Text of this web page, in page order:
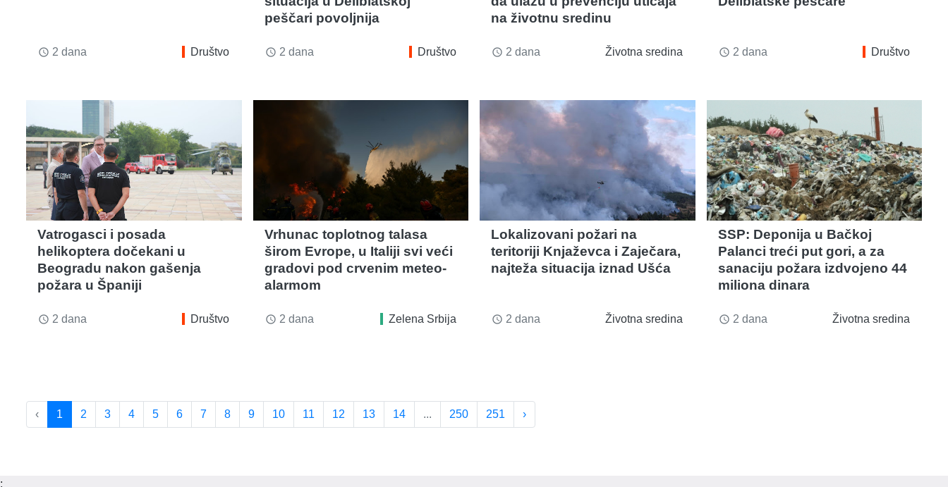
access_time 2 dana Društvo
peščari povoljnija
access_time 2 dana Društvo
na životnu sredinu
access_time 2 dana Životna sredina access_time 2 dana Društvo
Vatrogasci i posada
helikoptera dočekani u
Beogradu nakon gašenja
požara u Španiji
access_time 2 dana Društvo
Vrhunac toplotnog talasa
širom Evrope, u Italiji svi veći
gradovi pod crvenim meteo-
alarmom
access_time 2 dana Zelena Srbija
Lokalizovani požari na
teritoriji Knjaževca i Zaječara,
najteža situacija iznad Ušća
access_time 2 dana Životna sredina
SSP: Deponija u Bačkoj
Palanci treći put gori, a za
sanaciju požara izdvojeno 44
miliona dinara
access_time 2 dana Životna sredina
‹ 1 2 3 4 5 6 7 8 9 10 11 12 13 14 ... 250 251 ›
;